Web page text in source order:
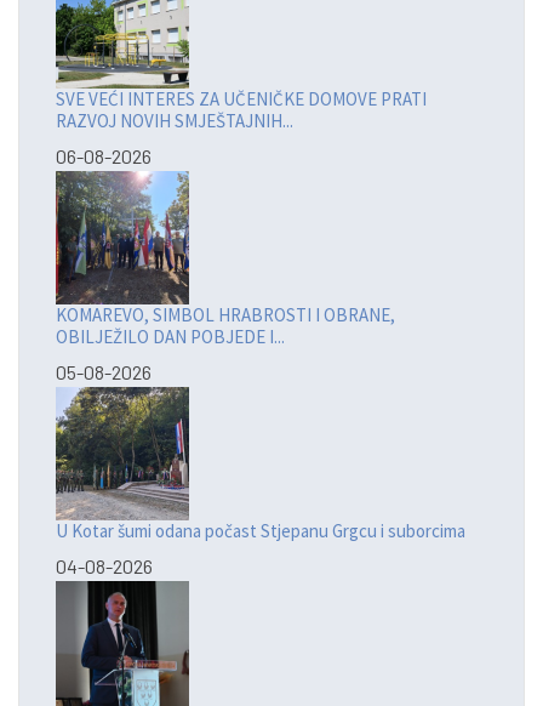
SVE VEĆI INTERES ZA UČENIČKE DOMOVE PRATI
RAZVOJ NOVIH SMJEŠTAJNIH...
06-08-2026
KOMAREVO, SIMBOL HRABROSTI I OBRANE,
OBILJEŽILO DAN POBJEDE I...
05-08-2026
U Kotar šumi odana počast Stjepanu Grgcu i suborcima
04-08-2026